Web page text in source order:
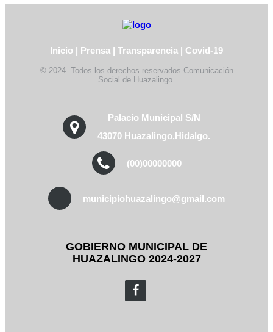
Inicio | Prensa | Transparencia | Covid-19
© 2024. Todos los derechos reservados Comunicación
Social de Huazalingo.
Palacio Municipal S/N
43070 Huazalingo,Hidalgo.
(00)00000000
municipiohuazalingo@gmail.com
GOBIERNO MUNICIPAL DE
HUAZALINGO 2024-2027